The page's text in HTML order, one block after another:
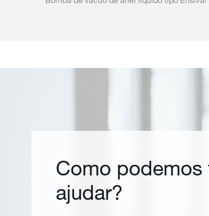
Como podemos
ajudar?